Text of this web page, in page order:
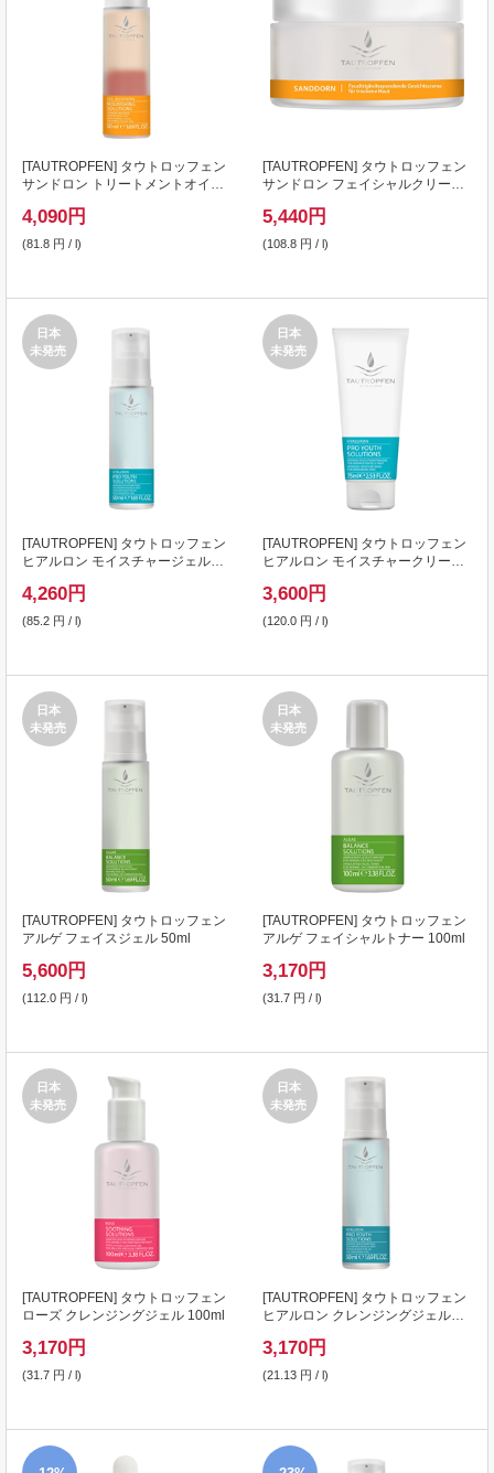
[TAUTROPFEN] タウトロッフェン
サンドロン トリートメントオイル
4,090円
(81.8 円 / l)
[TAUTROPFEN] タウトロッフェン
サンドロン フェイシャルクリーム
5,440円
(108.8 円 / l)
日本
未発売
[TAUTROPFEN] タウトロッフェン
ヒアルロン モイスチャージェル
4,260円
(85.2 円 / l)
日本
未発売
[TAUTROPFEN] タウトロッフェン
ヒアルロン モイスチャークリーム
3,600円
(120.0 円 / l)
日本
未発売
[TAUTROPFEN] タウトロッフェン
アルゲ フェイスジェル 50ml
5,600円
(112.0 円 / l)
日本
未発売
[TAUTROPFEN] タウトロッフェン
アルゲ フェイシャルトナー 100ml
3,170円
(31.7 円 / l)
日本
未発売
[TAUTROPFEN] タウトロッフェン
ローズ クレンジングジェル 100ml
3,170円
(31.7 円 / l)
日本
未発売
[TAUTROPFEN] タウトロッフェン
ヒアルロン クレンジングジェル
3,170円
(21.13 円 / l)